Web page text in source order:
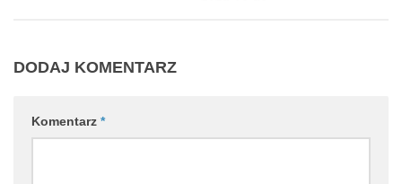
DODAJ KOMENTARZ
Komentarz *